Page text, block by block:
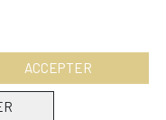
ACCEPTER